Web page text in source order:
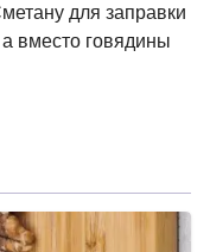
для заправки
вместо говядины